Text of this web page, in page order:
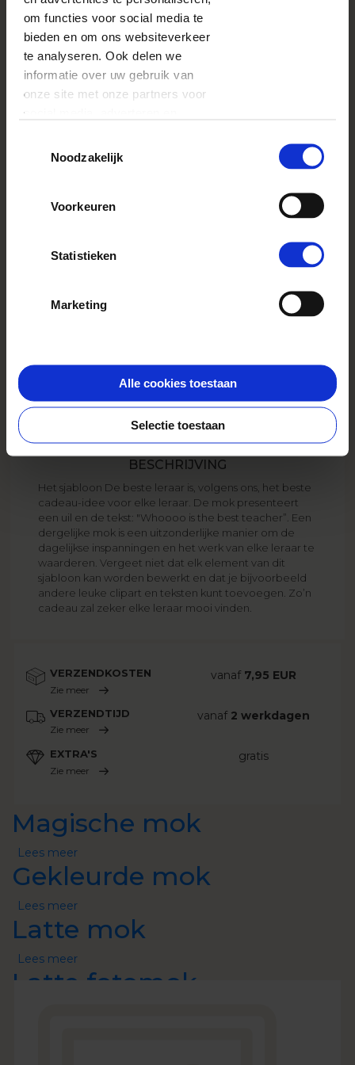
om functies voor social media te
bieden en om ons websiteverkeer
te analyseren. Ook delen we
informatie over uw gebruik van
onze site met onze partners voor
social media, adverteren en
deze gegevens combineren met
verzameld op basis van uw gebruik
Noodzakelijk
Voorkeuren
Statistieken
Marketing
Alle cookies toestaan
Selectie toestaan
MOK
Ontwerp nu
BESCHRIJVING
Het sjabloon De beste leraar is, volgens ons, het beste
cadeau-idee voor elke leraar. De mok presenteert
een uil en de tekst: "Whoooo is the best teacher”. Een
dergelijke mok is een uitzonderlijke manier om de
dagelijkse inspanningen en het werk van elke leraar te
waarderen. Vergeet niet dat elk element van dit
sjabloon kan worden bewerkt en dat je bijvoorbeeld
andere leuke clipart en teksten kunt toevoegen. Zo’n
cadeau zal zeker elke leraar mooi vinden.
VERZENDKOSTEN
Zie meer
vanaf 7,95 EUR
VERZENDTIJD
Zie meer
vanaf2 werkdagen
EXTRA'S
Zie meer
gratis
Magische mok
Lees meer
Magische
mok
Gekleurde mok
Lees meer
Gekleurde
mok
Latte mok
Lees meer
Latte
Latte fotomok